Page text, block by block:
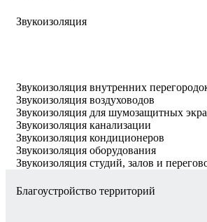
Звукоизоляция
Звукоизоляция внутренних
Звукоизоляция воздуховодов
Звукоизоляция для шумозащитных
Звукоизоляция канализации
Звукоизоляция кондиционеров
Звукоизоляция оборудования
Звукоизоляция студий, залов и
Благоустройство территорий